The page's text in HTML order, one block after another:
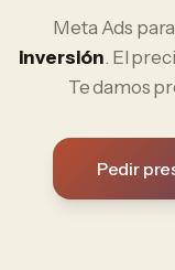
Meta Ads
inversión. El
Te damos
Pedir